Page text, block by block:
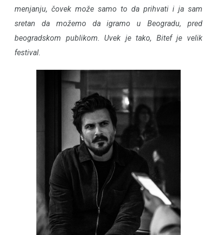
menjanju, čovek može samo to da prihvati i ja sam
sretan da možemo da igramo u Beogradu, pred
beogradskom publikom. Uvek je tako, Bitef je velik
festival.